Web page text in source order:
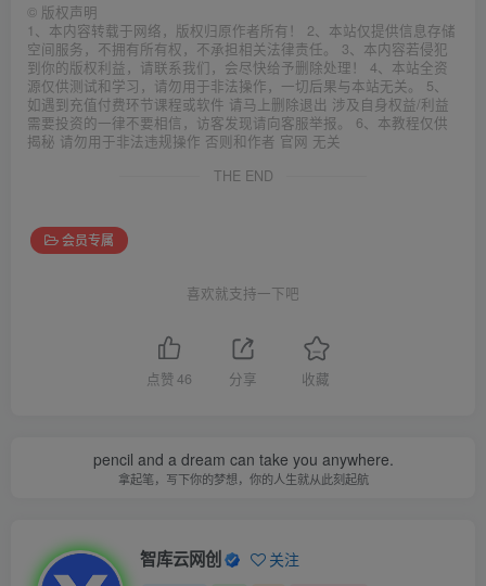
© 版权声明
1、本内容转载于网络，版权归原作者所有！ 2、本站仅提供信息存储
空间服务，不拥有所有权，不承担相关法律责任。 3、本内容若侵犯
到你的版权利益，请联系我们，会尽快给予删除处理！ 4、本站全资
源仅供测试和学习，请勿用于非法操作，一切后果与本站无关。 5、
如遇到充值付费环节课程或软件 请马上删除退出 涉及自身权益/利益
需要投资的一律不要相信，访客发现请向客服举报。 6、本教程仅供
揭秘 请勿用于非法违规操作 否则和作者 官网 无关
THE END
会员专属
喜欢就支持一下吧
点赞46 分享 收藏
pencil and a dream can take you anywhere.
拿起笔，写下你的梦想，你的人生就从此刻起航
智库云网创 关注